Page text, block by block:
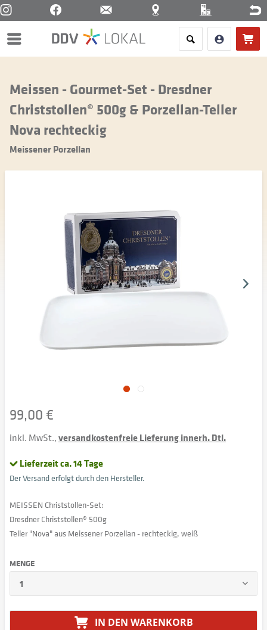
Menü
Meissen - Gourmet-Set - Dresdner
Christstollen® 500g & Porzellan-Teller
Nova rechteckig
Meissener Porzellan
99,00 €
inkl. MwSt.,versandkostenfreie Lieferung innerh. Dtl.
Lieferzeit ca. 14 Tage
Der Versand erfolgt durch den Hersteller.
MEISSEN Christstollen-Set:
Dresdner Christstollen® 500g
Teller "Nova" aus Meissener Porzellan - rechteckig, weiß
MENGE
IN DEN WARENKORB